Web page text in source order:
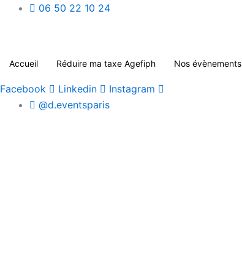
Aller
06 50 22 10 24
Accueil Réduire ma taxe Agefiph Nos évènements
Facebook Linkedin
Instagram
@d.eventsparis